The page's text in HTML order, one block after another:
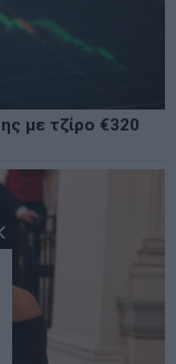
με τζίρο €320